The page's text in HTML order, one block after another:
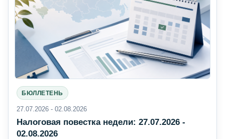
БЮЛЛЕТЕНЬ
27.07.2026 - 02.08.2026
Налоговая повестка недели: 27.07.2026 -
02.08.2026